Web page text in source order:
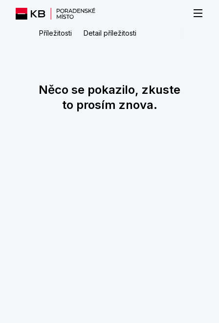
Příležitosti Detail příležitosti
Něco se pokazilo, zkuste
to prosím znova.